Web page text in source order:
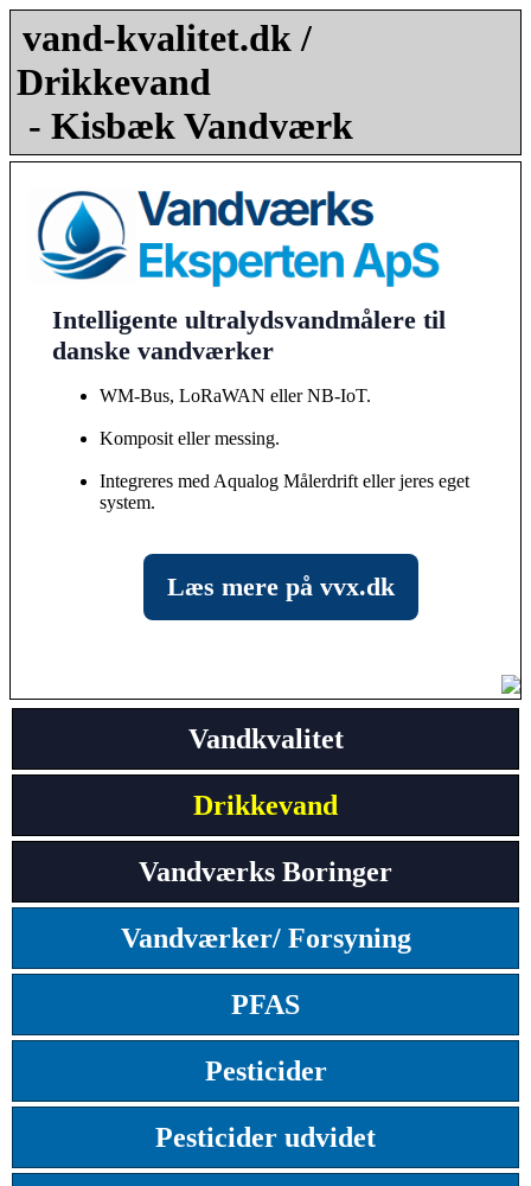
vand-kvalitet.dk /
Drikkevand
- Kisbæk Vandværk
Intelligente ultralydsvandmålere til
danske vandværker
WM-Bus, LoRaWAN eller NB-IoT.
Komposit eller messing.
Integreres med Aqualog Målerdrift eller jeres eget
system.
Læs mere på vvx.dk
Vandkvalitet
Drikkevand
Vandværks Boringer
Vandværker/ Forsyning
PFAS
Pesticider
Pesticider udvidet